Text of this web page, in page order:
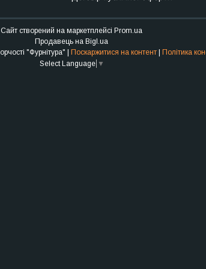
Сайт створений на маркетплейсі Prom.ua
Продавець на Bigl.ua
Поскаржитися на контент
Політика
Select Language ▼